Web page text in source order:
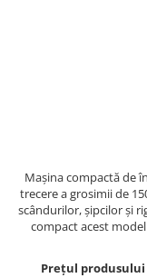
Masini de gaurit cu
Masini de gaurit cu
curea de distributie
Masini de gaurit cu
coloana
Maşina compactă de
trecere a grosimii de
scândurilor, şipcilor şi
compact acest
Prețul